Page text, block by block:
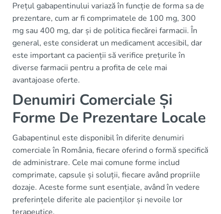
Prețul gabapentinului variază în funcție de forma sa de
prezentare, cum ar fi comprimatele de 100 mg, 300
mg sau 400 mg, dar și de politica fiecărei farmacii. În
general, este considerat un medicament accesibil, dar
este important ca pacienții să verifice prețurile în
diverse farmacii pentru a profita de cele mai
avantajoase oferte.
Denumiri Comerciale Și
Forme De Prezentare Locale
Gabapentinul este disponibil în diferite denumiri
comerciale în România, fiecare oferind o formă specifică
de administrare. Cele mai comune forme includ
comprimate, capsule și soluții, fiecare având propriile
dozaje. Aceste forme sunt esențiale, având în vedere
preferințele diferite ale pacienților și nevoile lor